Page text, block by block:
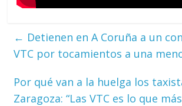
← Detienen en A Coruña a un
VTC por tocamientos a una
Por qué van a la huelga los
Zaragoza: “Las VTC es lo que